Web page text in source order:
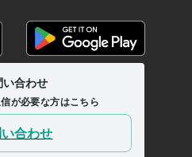
本音を解明
■離婚夫婦関係の悩み相
み深く寄り添い聴きます ■片思い成
恋愛
売実績6000件超！電話相談のやり方
きます ■一人ビジネスで成功する
ランク！20日間伴走します
ケティング ビジネス
経営